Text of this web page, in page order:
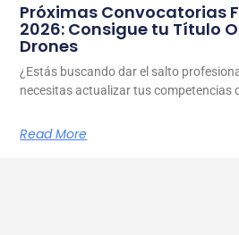
Próximas Convocatorias
2026: Consigue tu Título
Drones
¿Estás buscando dar el salto
necesitas actualizar tus competencias
Read More